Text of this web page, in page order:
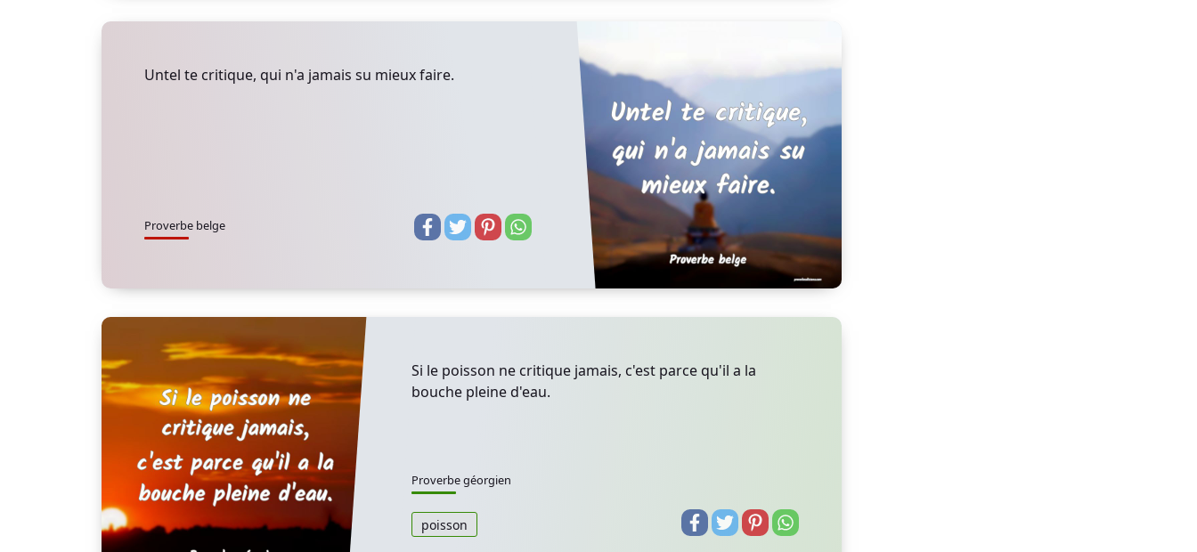
Untel te critique, qui n'a jamais su mieux faire.
Proverbe belge
Si le poisson ne critique jamais, c'est parce qu'il a la
bouche pleine d'eau.
Proverbe géorgien
poisson